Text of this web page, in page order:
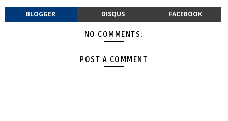
BLOGGER DISQUS FACEBOOK
NO COMMENTS:
POST A COMMENT